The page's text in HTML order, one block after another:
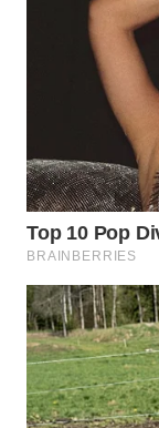
TAPANULI
TENGAH
SERDANG
WN
TEBING
TINGGI
WN
PAKPAK
WN